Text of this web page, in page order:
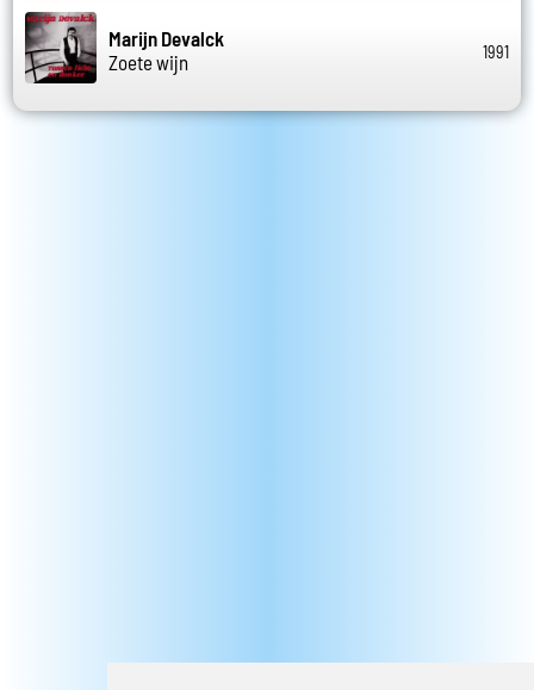
Marijn Devalck
Zoete wijn
1991